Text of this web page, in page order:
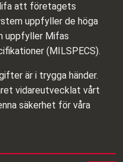
att företagets
uppfyller de höga
uppfyller Mifas
(MILSPECS).
är i trygga händer.
vidareutvecklat vårt
säkerhet för våra